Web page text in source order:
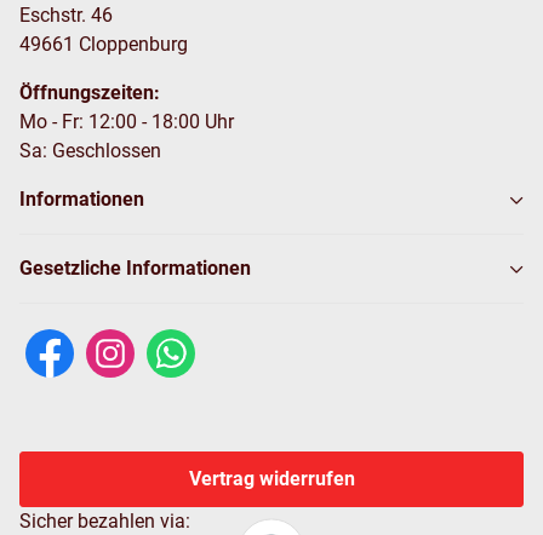
Eschstr. 46
49661 Cloppenburg
Öffnungszeiten:
Mo - Fr: 12:00 - 18:00 Uhr
Sa: Geschlossen
Informationen
Gesetzliche Informationen
Vertrag widerrufen
Sicher bezahlen via: